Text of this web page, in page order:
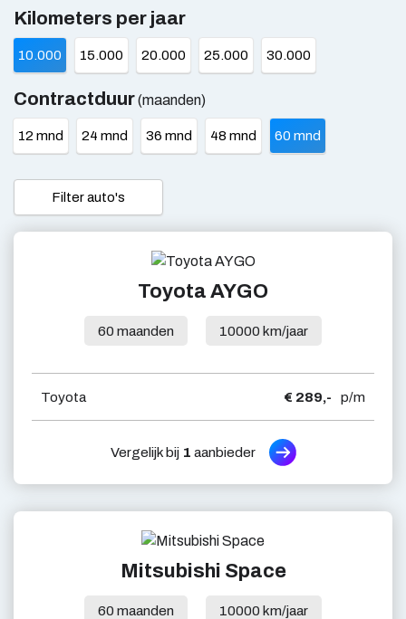
Kilometers per jaar
10.000 15.000 20.000 25.000 30.000
Contractduur(maanden)
12 mnd 24 mnd 36 mnd 48 mnd 60 mnd
Filter auto's
Toyota AYGO
60 maanden 10000 km/jaar
Toyota € 289,- p/m
Vergelijk bij 1 aanbieder
Mitsubishi Space
60 maanden 10000 km/jaar